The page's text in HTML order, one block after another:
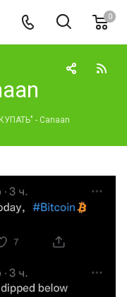
0
- Canaan